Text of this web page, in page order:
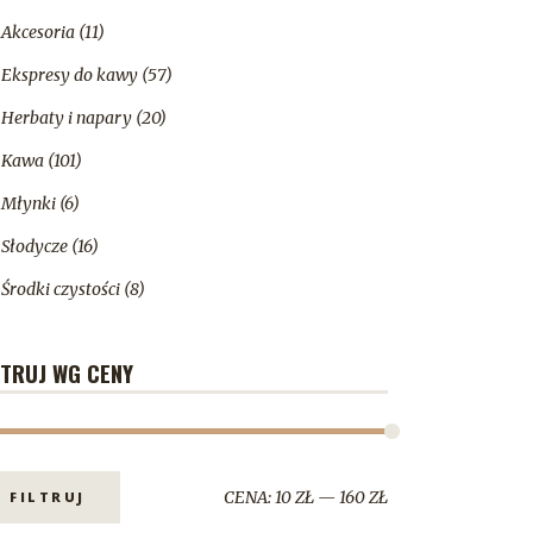
Akcesoria (11)
Ekspresy do kawy (57)
Herbaty i napary (20)
Kawa (101)
Młynki (6)
Słodycze (16)
Środki czystości (8)
WG CENY
FILTRUJ CENA:10 ZŁ— 160 ZŁ